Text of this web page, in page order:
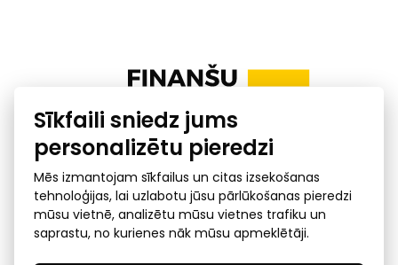
Uzņēmumu kredītspējas kalkulators
Ombuds
Sīkfaili sniedz jums
personalizētu pieredzi
Mēs izmantojam sīkfailus un citas izsekošanas
tehnoloģijas, lai uzlabotu jūsu pārlūkošanas pieredzi
mūsu vietnē, analizētu mūsu vietnes trafiku un
saprastu, no kurienes nāk mūsu apmeklētāji.